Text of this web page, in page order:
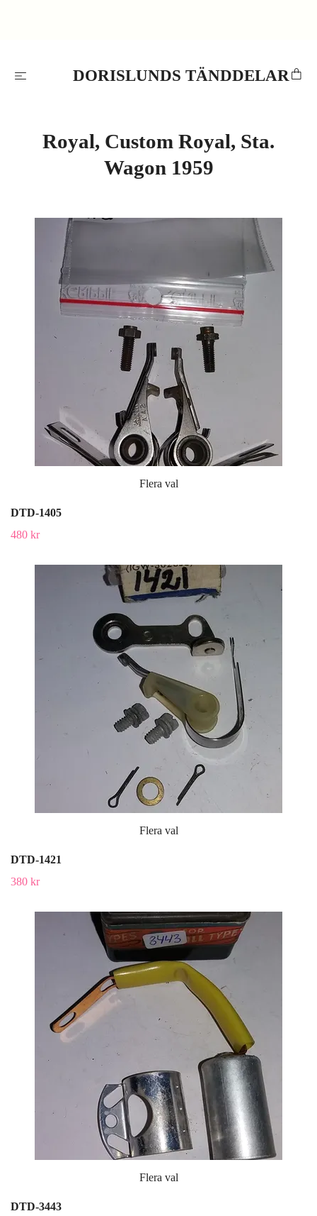
DORISLUNDS TÄNDDELAR
Royal, Custom Royal, Sta.
Wagon 1959
Flera val
DTD-1405
480 kr
Flera val
DTD-1421
380 kr
Flera val
DTD-3443